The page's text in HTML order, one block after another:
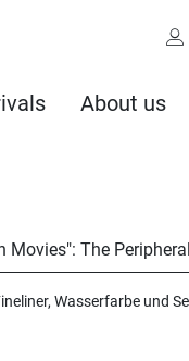
About us
Movies": The Peripheral
Wasserfarbe und